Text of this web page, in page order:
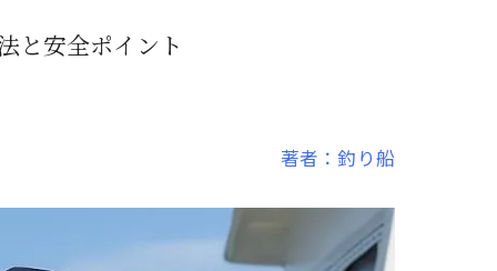
と安全ポイント
著者：釣り船